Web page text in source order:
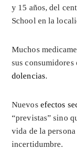
y 15 años, del
School en la
Muchos
sus
dolencias.
Nuevos efectos
“previstas” sino
vida de la
incertidumbre.